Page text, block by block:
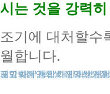
시는 것을 강력
조기에 대처할수
월합니다.
도박빚개인회생 개인회생절
대전개인회생 개인회생파산 개
개인회생보정권고 채무통합 개인회생신청